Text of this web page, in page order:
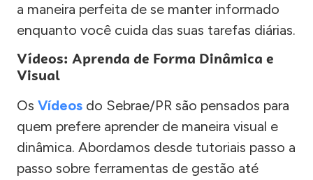
a maneira perfeita de se manter informado
enquanto você cuida das suas tarefas diárias.
Vídeos: Aprenda de Forma Dinâmica e
Visual
Os Vídeos do Sebrae/PR são pensados para
quem prefere aprender de maneira visual e
dinâmica. Abordamos desde tutoriais passo a
passo sobre ferramentas de gestão até